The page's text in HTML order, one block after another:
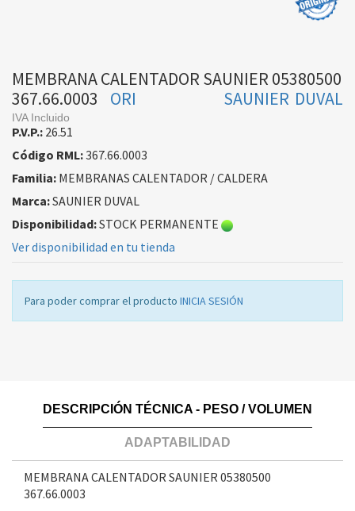
MEMBRANA CALENTADOR SAUNIER 05380500
367.66.0003
SAUNIER DUVAL
ORI
IVA Incluido
P.V.P.: 26.51
Código RML:367.66.0003
Familia: MEMBRANAS CALENTADOR / CALDERA
Marca:SAUNIER DUVAL
Disponibilidad:STOCK PERMANENTE
Ver disponibilidad en tu tienda
Para poder comprar el producto INICIA SESIÓN
DESCRIPCIÓN TÉCNICA - PESO / VOLUMEN
ADAPTABILIDAD
MEMBRANA CALENTADOR SAUNIER 05380500
367.66.0003